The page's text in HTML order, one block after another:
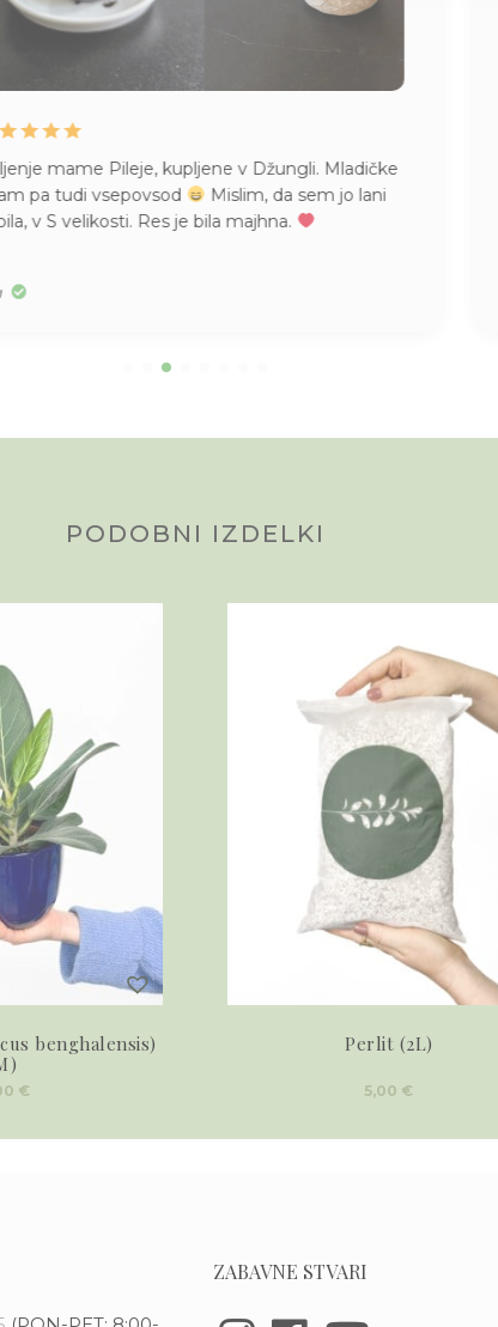
mame Pileje, kupljene v Džungli. Mladičke
pa tudi vsepovsod
Mislim, da sem jo lani
v S velikosti. Res je bila majhna.
PODOBNI IZDELKI
benghalensis)
€
Perlit (2L)
5,00 €
ZABAVNE STVARI